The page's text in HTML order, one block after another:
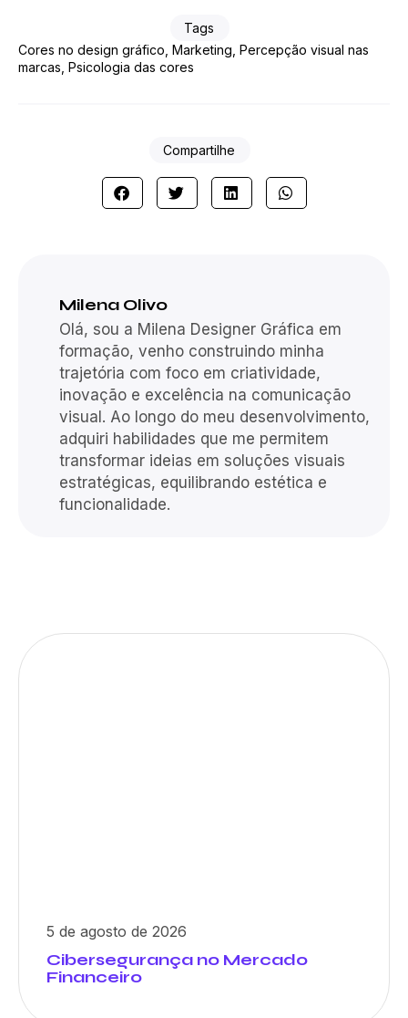
Tags
Cores no design gráfico Marketing Percepção visual nas
marcas Psicologia das cores
Compartilhe
Milena Olivo
Olá, sou a Milena Designer Gráfica em
formação, venho construindo minha
trajetória com foco em criatividade,
inovação e excelência na comunicação
visual. Ao longo do meu desenvolvimento,
adquiri habilidades que me permitem
transformar ideias em soluções visuais
estratégicas, equilibrando estética e
funcionalidade.
5 de agosto de 2026
Cibersegurança no Mercado
Financeiro